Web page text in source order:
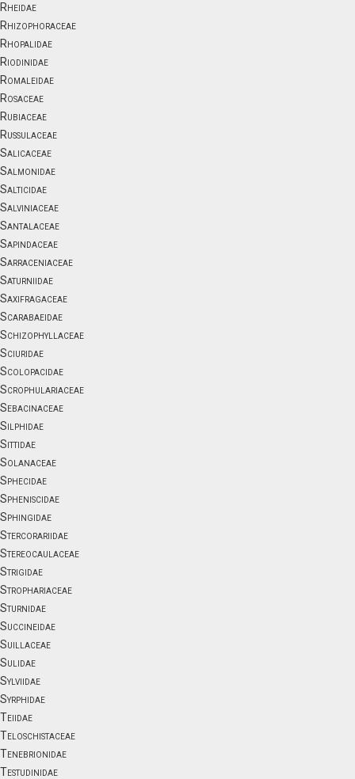
Rheidae
Rhizophoraceae
Rhopalidae
Riodinidae
Romaleidae
Rosaceae
Rubiaceae
Russulaceae
Salicaceae
Salmonidae
Salticidae
Salviniaceae
Santalaceae
Sapindaceae
Sarraceniaceae
Saturniidae
Saxifragaceae
Scarabaeidae
Schizophyllaceae
Sciuridae
Scolopacidae
Scrophulariaceae
Sebacinaceae
Silphidae
Sittidae
Solanaceae
Sphecidae
Spheniscidae
Sphingidae
Stercorariidae
Stereocaulaceae
Strigidae
Strophariaceae
Sturnidae
Succineidae
Suillaceae
Sulidae
Sylviidae
Syrphidae
Teiidae
Teloschistaceae
Tenebrionidae
Testudinidae